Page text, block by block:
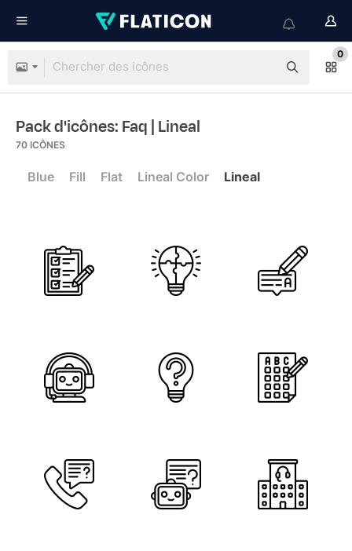
0
Pack d'icônes: Faq | Lineal
70 ICÔNES
Blue Fill Flat Lineal Color Lineal